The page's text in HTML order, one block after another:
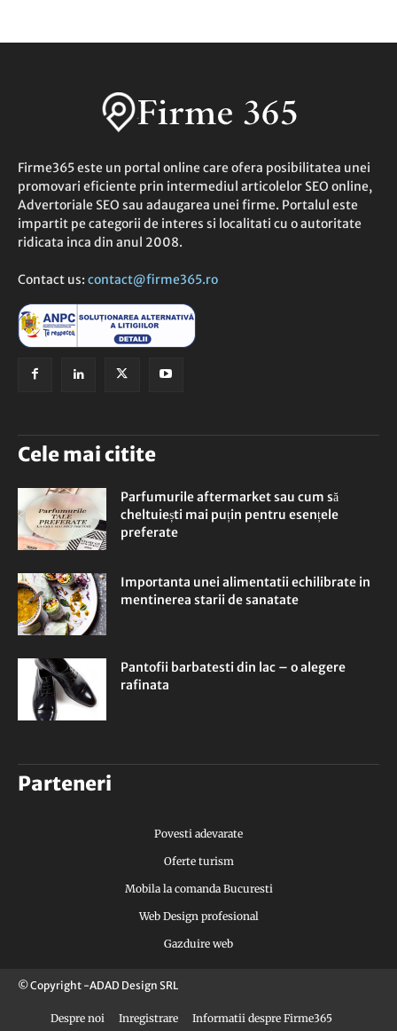
Firme365 este un portal online care ofera posibilitatea unei
promovari eficiente prin intermediul articolelor SEO online,
Advertoriale SEO sau adaugarea unei firme. Portalul este
impartit pe categorii de interes si localitati cu o autoritate
ridicata inca din anul 2008.
Contact us: contact@firme365.ro
Cele mai citite
Parfumurile aftermarket sau cum să
cheltuiești mai puțin pentru esențele
preferate
Importanta unei alimentatii echilibrate in
mentinerea starii de sanatate
Pantofii barbatesti din lac – o alegere
rafinata
Parteneri
Povesti adevarate
Oferte turism
Mobila la comanda Bucuresti
Web Design profesional
Gazduire web
© Copyright -ADAD Design SRL
Despre noi Inregistrare
Informatii despre Firme365